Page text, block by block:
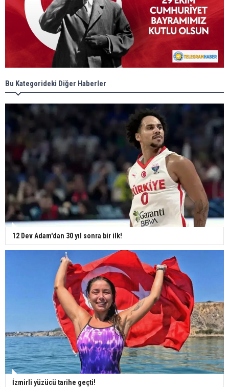
Bu Kategorideki Diğer Haberler
12 Dev Adam'dan 30 yıl sonra bir ilk!
İzmirli yüzücü tarihe geçti!